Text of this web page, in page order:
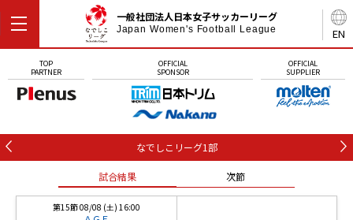
EN
一般社団法人日本女子サッカーリーグ
Japan Women's Football League
TOP
PARTNER
OFFICIAL
SPONSOR
OFFICIAL
SUPPLIER
なでしこリーグ1部
試合結果 次節
第15節 08/08 (土) 16:00